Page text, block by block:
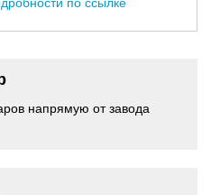
напрямую от завода